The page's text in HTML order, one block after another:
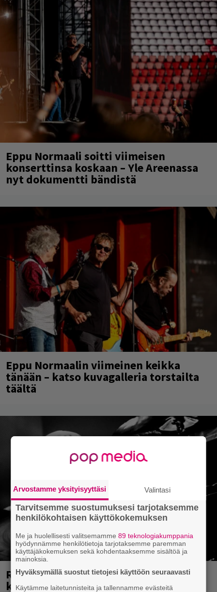
Eppu Normaali soitti viimeisen
konserttinsa koskaan – Yle Areenassa
nyt dokumentti bändistä
Eppu Normaalin viimeinen keikka
tänään – katso kuvagalleria torstailta
täältä
Rushin Neil Peartista ilmestyy ensi
kuussa dokumentti
Arvostamme yksityisyyttäsi Valintasi
Tarvitsemme suostumuksesi tarjotaksemme
henkilökohtaisen käyttökokemuksen
Me ja huolellisesti valitsemamme89 teknologiakumppania
hyödynnämme henkilötietoja tarjotaksemme paremman
käyttäjäkokemuksen sekä kohdentaaksemme sisältöä ja
mainoksia.
Hyväksymällä suostut tietojesi käyttöön seuraavasti
Käytämme laitetunnisteita ja tallennamme evästeitä